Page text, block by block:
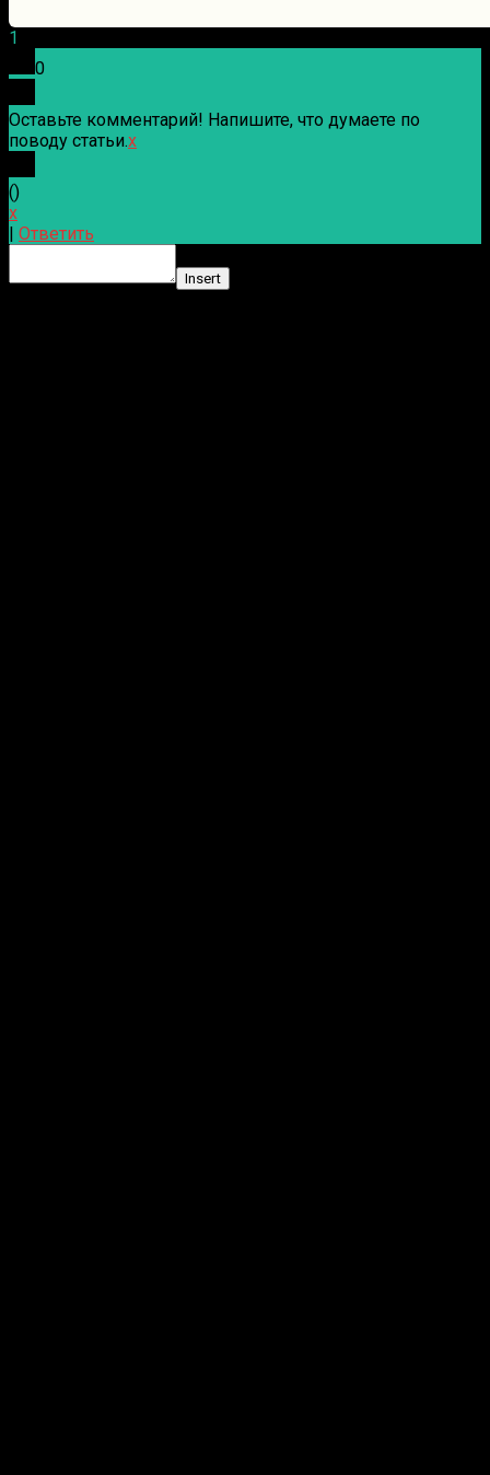
1
0
Оставьте комментарий! Напишите, что думаете по
поводу статьи.x
()
x
| Ответить
Insert